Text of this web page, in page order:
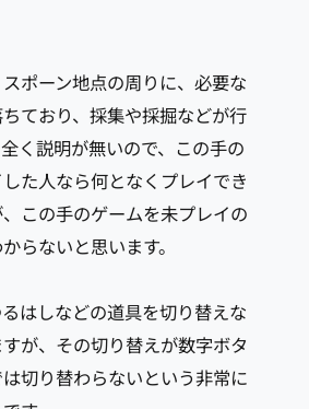
ポーン地点の周りに、必要な
ており、採集や採掘などが行
く説明が無いので、この手の
た人なら何となくプレイでき
この手のゲームを未プレイの
らないと思います。
はしなどの道具を切り替えな
が、その切り替えが数字ボタ
切り替わらないという非常に